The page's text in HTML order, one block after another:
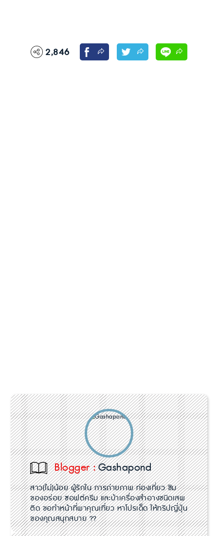
2,846
Blogger :Gashapond
สาว(ไม่)น้อย ผู้รักใน การถ่ายภาพ ท่องเที่ยว ชิม
ของอร่อย ซอฟต์ครีม และบ้าเครื่องสำอางชนิดเสพ
ติด ขอทำหน้าที่พาคุณเที่ยว หาโปรเด็ด ให้ทริปญี่ปุ่น
ของคุณสนุกสบาย ??